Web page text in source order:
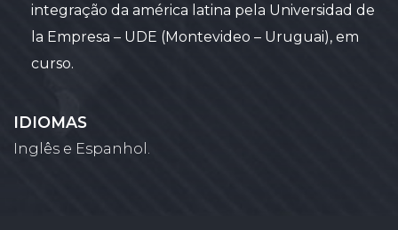
integração da américa latina pela Universidad de
la Empresa – UDE (Montevideo – Uruguai), em
curso.
IDIOMAS
Inglês e Espanhol.